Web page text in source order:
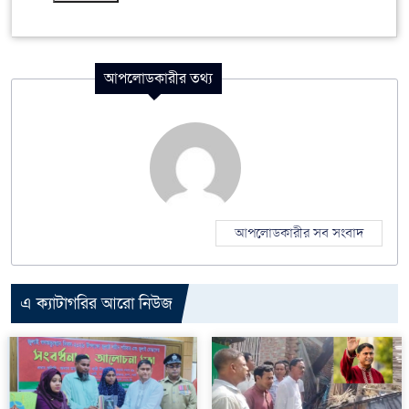
আপলোডকারীর তথ্য
আপলোডকারীর সব সংবাদ
এ ক্যাটাগরির আরো নিউজ